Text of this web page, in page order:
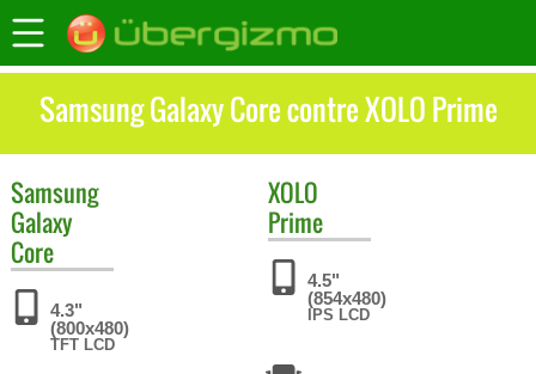
Samsung Galaxy Core contre XOLO Prime
Samsung
Galaxy
Core
4.3"
(800x480)
TFT LCD
XOLO
Prime
4.5"
(854x480)
IPS LCD